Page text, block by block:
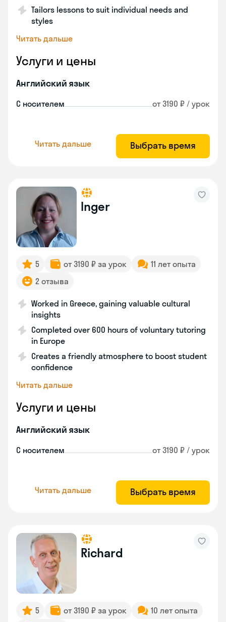
Tailors lessons to suit individual needs and
styles
Читать дальше
Услуги и цены
Английский язык
С носителем от 3190 ₽ / урок
Читать дальше Выбрать время
Inger
5 от 3190 ₽ за урок
11 лет опыта
2 отзыва
Worked in Greece, gaining valuable cultural
insights
Completed over 600 hours of voluntary tutoring
in Europe
Creates a friendly atmosphere to boost student
confidence
Читать дальше
Услуги и цены
Английский язык
С носителем от 3190 ₽ / урок
Читать дальше Выбрать время
Richard
5 от 3190 ₽ за урок
10 лет опыта